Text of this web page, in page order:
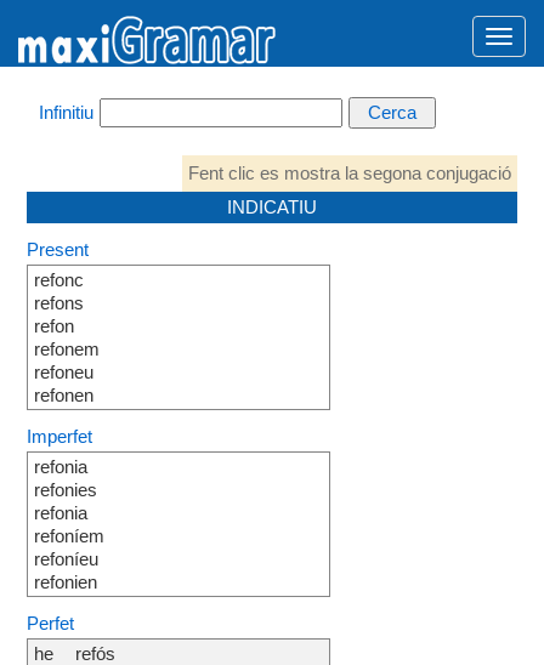
Infinitiu
Fent clic es mostra la segona conjugació
INDICATIU
Present
refonc
refons
refon
refonem
refoneu
refonen
Imperfet
refonia
refonies
refonia
refoníem
refoníeu
refonien
Perfet
he
refós